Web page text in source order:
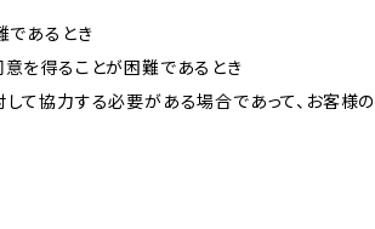
であるとき
を得ることが困難であるとき
て協力する必要がある場合であって、お客様の